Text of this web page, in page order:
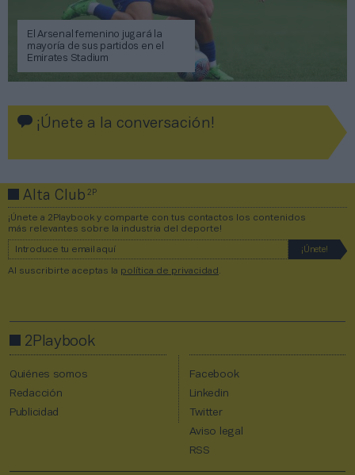
El Arsenal femenino jugará la
mayoría de sus partidos en el
Emirates Stadium
¡Únete a la conversación!
Alta Club2P
¡Únete a 2Playbook y comparte con tus contactos los contenidos
más relevantes sobre la industria del deporte!
Al suscribirte aceptas la política de privacidad .
2Playbook
Quiénes somos
Redacción
Publicidad
Facebook
Linkedin
Twitter
Aviso legal
RSS